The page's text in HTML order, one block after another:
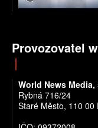
Provozovatel
World News Media,
Rybná 716/24
Staré Město, 110 00